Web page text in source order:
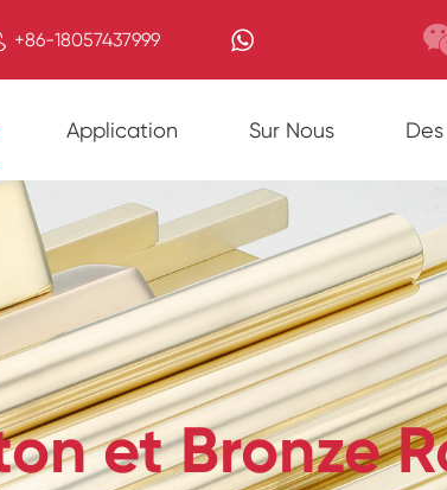
+86-18057437999
Application Sur Nous
et Bronze